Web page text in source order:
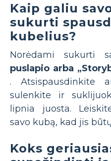
Kaip galiu
sukurti
kubelius?
Norėdami sukurti
puslapio arba
. Atsispausdinkite
sulenkite ir
lipnia juosta.
savo kubą, kad jis
Koks